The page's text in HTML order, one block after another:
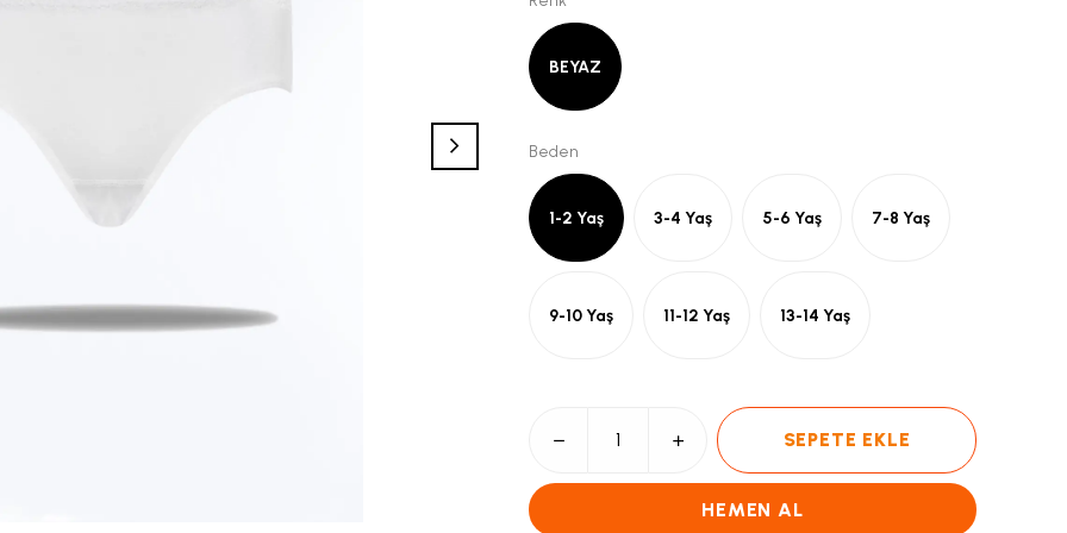
BEYAZ
Beden
1-2 Yaş 3-4 Yaş 5-6 Yaş 7-8 Yaş
9-10 Yaş 11-12 Yaş 13-14 Yaş
SEPETE EKLE
HEMEN AL